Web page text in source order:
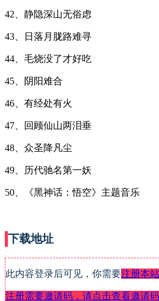
42、静隐深山无俗虑
43、日落月胧路难寻
44、毛烧没了才好吃
45、阴阳难合
46、有经处有火
47、回顾仙山两泪垂
48、众圣降凡尘
49、历代驰名第一妖
50、《黑神话：悟空》主题音乐
下载地址
此内容登录后可见，你需要注册本站
注册需要邀请码，请点击查看邀请